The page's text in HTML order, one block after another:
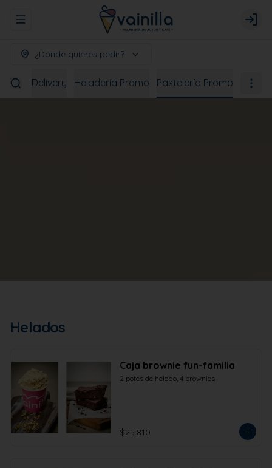
Abrir menu de navegación Login
¿Dónde quieres pedir?
Delivery Heladería Promo Pastelería Promo
Helados
Caja brownie fun-familia
2 potes de helado, 4 brownies
$25.810